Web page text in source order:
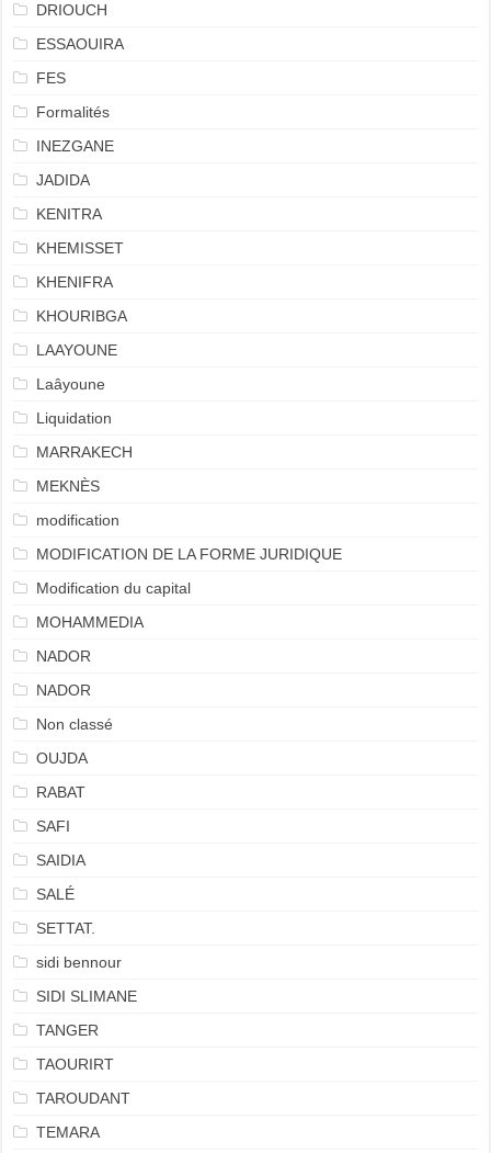
DRIOUCH
ESSAOUIRA
FES
Formalités
INEZGANE
JADIDA
KENITRA
KHEMISSET
KHENIFRA
KHOURIBGA
LAAYOUNE
Laâyoune
Liquidation
MARRAKECH
MEKNÈS
modification
MODIFICATION DE LA FORME JURIDIQUE
Modification du capital
MOHAMMEDIA
NADOR
NADOR
Non classé
OUJDA
RABAT
SAFI
SAIDIA
SALÉ
SETTAT.
sidi bennour
SIDI SLIMANE
TANGER
TAOURIRT
TAROUDANT
TEMARA